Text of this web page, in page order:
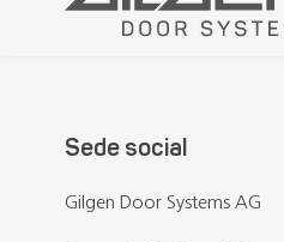
Sede social
Gilgen Door Systems AG